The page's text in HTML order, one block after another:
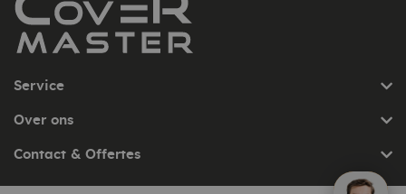
Service
Over ons
Contact & Offertes